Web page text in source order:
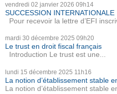
vendredi 02 janvier 2026 09h14
SUCCESSION INTERNATIONALE
Pour recevoir la lettre d’EFI
mardi 30 décembre 2025 09h20
Le trust en droit fiscal français
Introduction Le trust est une...
lundi 15 décembre 2025 11h16
La notion d’établissement stable
La notion d’établissement stable